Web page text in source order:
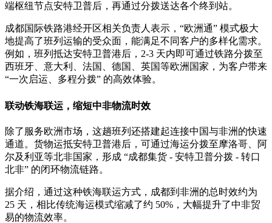
端枢纽节点安特卫普后，再通过分拨送达各个终到站。
成都国际铁路港经开区相关负责人表示，“欧洲通” 模式极大
地提高了班列运输的受众面，能满足不同客户的多样化需求。
例如，班列抵达安特卫普港后，2-3 天内即可通过铁路分拨至
西班牙、意大利、法国、德国、英国等欧洲国家，为客户带来
“一次启运、多程分拨” 的高效体验。
联动铁海联运，缩短中非物流时效
除了服务欧洲市场，这趟班列还搭建起连接中国与非洲的快速
通道。货物运抵安特卫普港后，可通过海运分拨至摩洛哥、阿
尔及利亚等北非国家，形成 “成都集货 - 安特卫普分拨 - 转口
北非” 的闭环物流链路。
据介绍，通过这种铁海联运方式，成都到非洲的总时效约为
25 天，相比传统海运模式缩减了约 50%，大幅提升了中非贸
易的物流效率。